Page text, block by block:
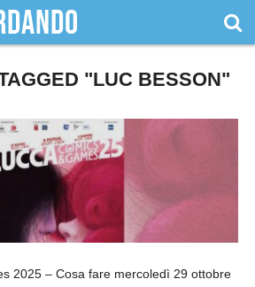
"LUC BESSON"
2025 – Cosa fare mercoledì 29 ottobre